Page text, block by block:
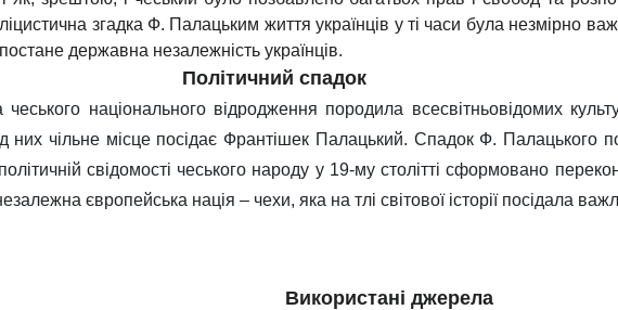
згадка Ф. Палацьким життя українців у ті часи була незмірно
державна незалежність українців.
Політичний спадок
чеського національного відродження породила всесвітньовідомих
них чільне місце посідає Франтішек Палацький. Спадок Ф. Палацького
політичній свідомості чеського народу у 19-му столітті сформовано
європейська нація – чехи, яка на тлі світової історії посідала
Використані джерела